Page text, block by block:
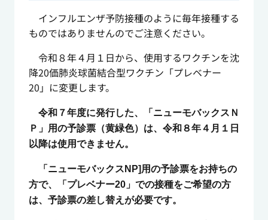
インフルエンザ予防接種のように毎年接種する
ものではありませんのでご注意ください。
令和８年４月１日から、使用するワクチンを沈
降20価肺炎球菌結合型ワクチン「プレベナー
20」に変更します。
令和７年度に発行した、「ニューモバックスＮ
Ｐ」用の予診票（黄緑色）は、令和８年４月１日
以降は使用できません。
「ニューモバックスNP]用の予診票をお持ちの
方で、「プレベナー20」での接種をご希望の方
は、予診票の差し替えが必要です。